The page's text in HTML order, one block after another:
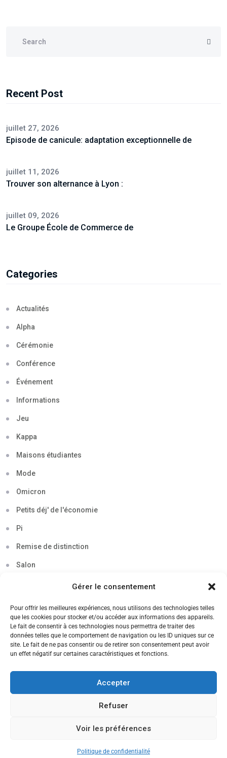
Gérer le consentement
Pour offrir les meilleures expériences, nous utilisons des technologies telles
que les cookies pour stocker et/ou accéder aux informations des appareils.
Le fait de consentir à ces technologies nous permettra de traiter des
données telles que le comportement de navigation ou les ID uniques sur ce
site. Le fait de ne pas consentir ou de retirer son consentement peut avoir
un effet négatif sur certaines caractéristiques et fonctions.
Accepter
Refuser
Voir les préférences
Politique de confidentialité
Recent Post
juillet 27, 2026
Episode de canicule: adaptation exceptionnelle de
juillet 11, 2026
Trouver son alternance à Lyon :
juillet 09, 2026
Le Groupe École de Commerce de
Categories
Actualités
Alpha
Cérémonie
Conférence
Événement
Informations
Jeu
Kappa
Maisons étudiantes
Mode
Omicron
Petits déj' de l'économie
Pi
Remise de distinction
Salon
Soirée
Sortie découverte
Tau
Voyage
CANDIDATEZ MAINTENANT